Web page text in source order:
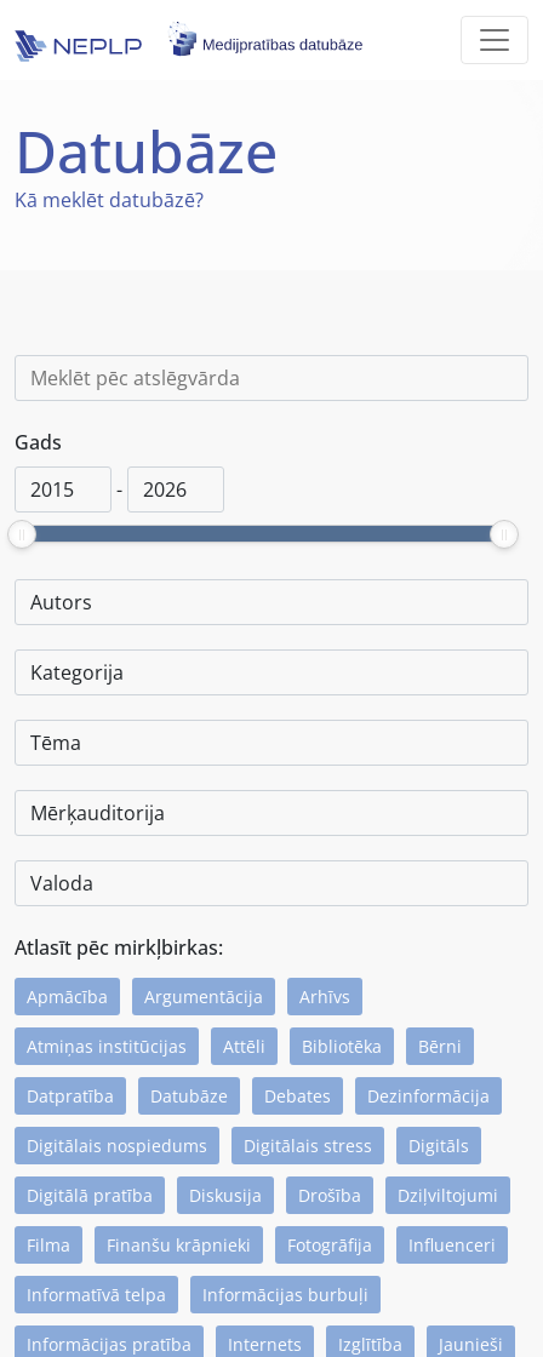
Datubāze
Kā meklēt datubāzē?
Gads
-
Atlasīt pēc mirkļbirkas:
Apmācība Argumentācija Arhīvs
Atmiņas institūcijas Attēli Bibliotēka Bērni
Datpratība Datubāze Debates Dezinformācija
Digitālais nospiedums Digitālais stress Digitāls
Digitālā pratība Diskusija Drošība Dziļviltojumi
Filma Finanšu krāpnieki Fotogrāfija Influenceri
Informatīvā telpa Informācijas burbuļi
Informācijas pratība Internets Izglītība Jaunieši